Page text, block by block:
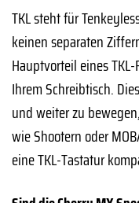
TKL steht für
keinen separaten
Hauptvorteil eines
Ihrem Schreibtisch.
und weiter zu
wie Shootern oder
eine TKL-Tastatur